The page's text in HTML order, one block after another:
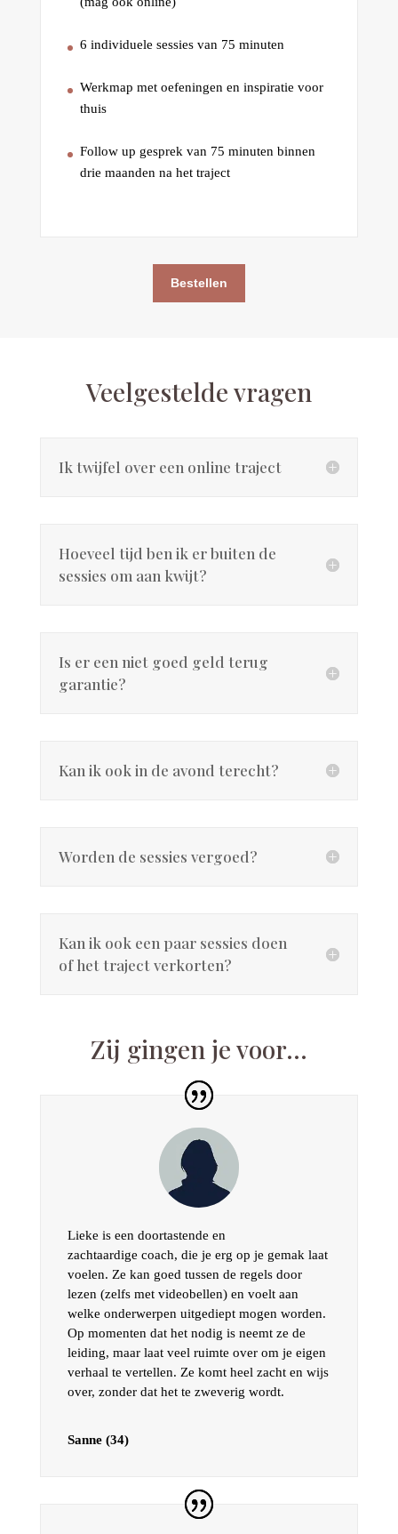
6 individuele sessies van 75 minuten
Werkmap met oefeningen en inspiratie voor
thuis
Follow up gesprek van 75 minuten binnen
drie maanden na het traject
Bestellen
a
v
Veelgestelde vragen
Ik twijfel over een online traject
Hoeveel tijd ben ik er buiten de
sessies om aan kwijt?
Is er een niet goed geld terug
garantie?
Kan ik ook in de avond terecht?
Worden de sessies vergoed?
Kan ik ook een paar sessies doen
of het traject verkorten?
Zij gingen je voor...
Lieke is een doortastende en
zachtaardige coach, die je erg op je gemak laat
voelen. Ze kan goed tussen de regels door
lezen (zelfs met videobellen) en voelt aan
welke onderwerpen uitgediept mogen worden.
Op momenten dat het nodig is neemt ze de
leiding, maar laat veel ruimte over om je eigen
verhaal te vertellen. Ze komt heel zacht en wijs
over, zonder dat het te zweverig wordt.
Sanne (34)